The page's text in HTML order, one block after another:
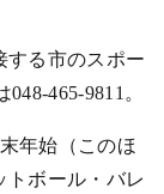
する市のスポー
465-9811。
年始（このほ
トボール・バレ